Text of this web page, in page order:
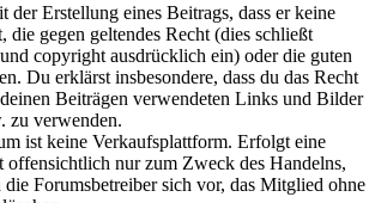
der Erstellung eines Beitrags, dass er keine
die gegen geltendes Recht (dies schließt
copyright ausdrücklich ein) oder die guten
Du erklärst insbesondere, dass du das Recht
Beiträgen verwendeten Links und Bilder
zu verwenden.
ist keine Verkaufsplattform. Erfolgt eine
offensichtlich nur zum Zweck des Handelns,
die Forumsbetreiber sich vor, das Mitglied ohne